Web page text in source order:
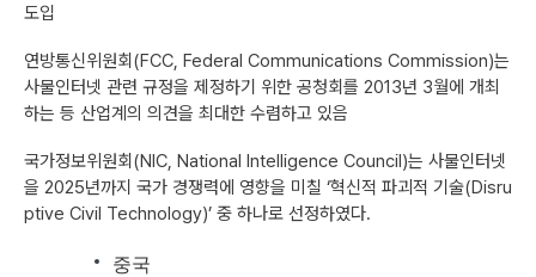
도입
연방통신위원회(FCC, Federal Communications Commission)는
사물인터넷 관련 규정을 제정하기 위한 공청회를 2013년 3월에 개최
하는 등 산업계의 의견을 최대한 수렴하고 있음
국가정보위원회(NIC, National Intelligence Council)는 사물인터넷
을 2025년까지 국가 경쟁력에 영향을 미칠 ‘혁신적 파괴적 기술(Disru
ptive Civil Technology)’ 중 하나로 선정하였다.
중국